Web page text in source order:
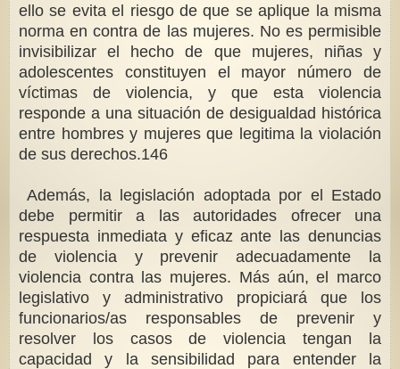
ello se evita el riesgo de que se aplique la misma
norma en contra de las mujeres. No es permisible
invisibilizar el hecho de que mujeres, niñas y
adolescentes constituyen el mayor número de
víctimas de violencia, y que esta violencia
responde a una situación de desigualdad histórica
entre hombres y mujeres que legitima la violación
de sus derechos.146
Además, la legislación adoptada por el Estado
debe permitir a las autoridades ofrecer una
respuesta inmediata y eficaz ante las denuncias
de violencia y prevenir adecuadamente la
violencia contra las mujeres. Más aún, el marco
legislativo y administrativo propiciará que los
funcionarios/as responsables de prevenir y
resolver los casos de violencia tengan la
capacidad y la sensibilidad para entender la